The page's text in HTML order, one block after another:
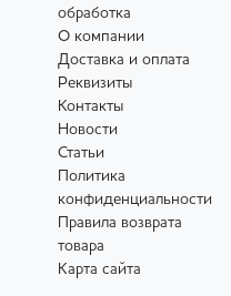
обработка
О компании
Доставка и оплата
Реквизиты
Контакты
Новости
Статьи
Политика
конфиденциальности
Правила возврата
товара
Карта сайта